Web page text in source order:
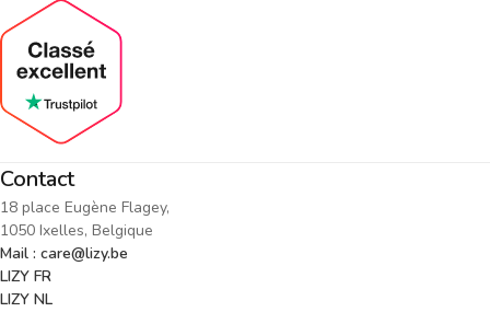
Contact
18 place Eugène Flagey,
1050 Ixelles, Belgique
Mail : care@lizy.be
LIZY FR
LIZY NL